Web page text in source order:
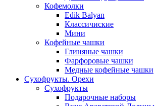
Кофемолки
Edik Balyan
Классичиские
Мини
Кофейные чашки
Глиняные чашки
Фарфоровые чашки
Медные кофейные чашки
Сухофрукты. Орехи
Сухофрукты
Подарочные наборы